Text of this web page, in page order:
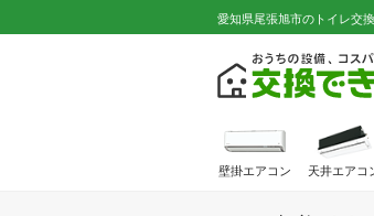
愛知県尾張旭市のトイレ交
壁掛エアコン 天井エアコ